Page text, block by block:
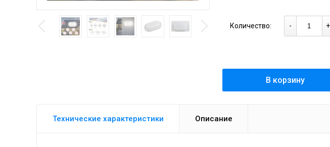
Количество: - +
В корзину
Технические характеристики Описание